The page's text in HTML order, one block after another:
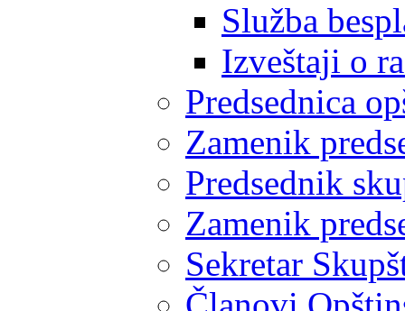
Služba
Izveštaji o
Predsednica
Zamenik
Predsednik
Zamenik
Sekretar